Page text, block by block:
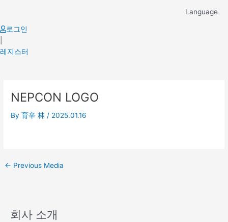
content
Language
로그인
레지스터
NEPCON LOGO
By育辛 林 / 2025.01.16
navigation
← Previous Media
회사 소개